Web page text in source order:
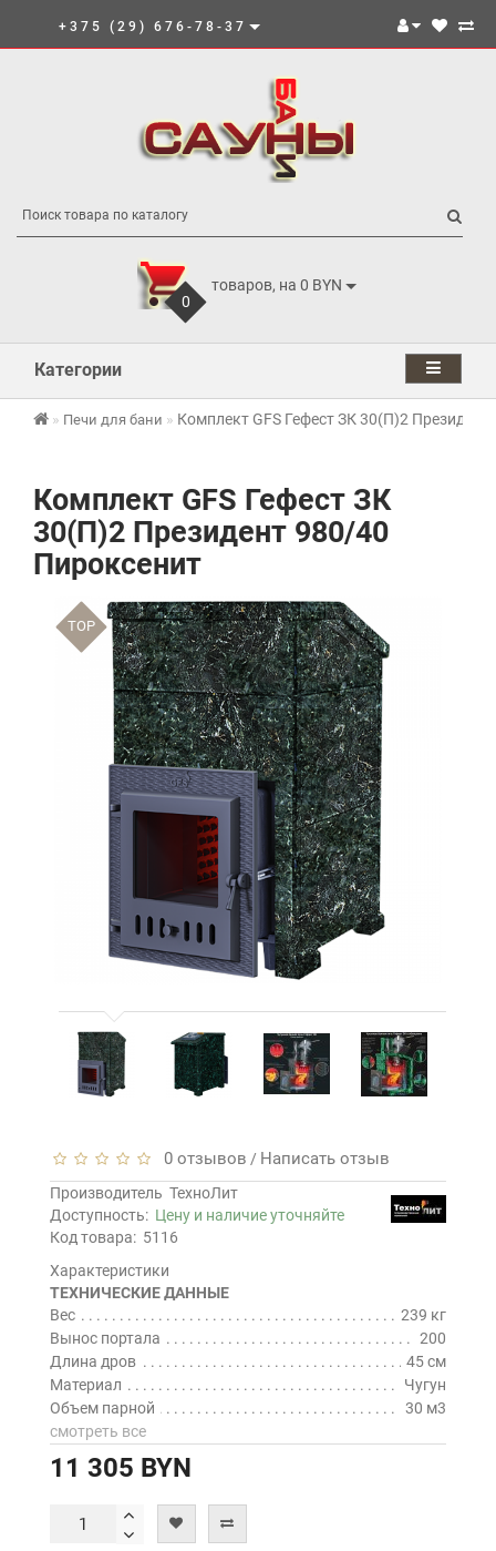
+375 (29) 676-78-37
0
товаров, на 0 BYN
Категории
Печи для бани Комплект GFS Гефест ЗК 30(П)2
Комплект GFS Гефест ЗК
30(П)2 Президент 980/40
Пироксенит
TOP
0 отзывов / Написать отзыв
Производитель ТехноЛит
Доступность: Цену и наличие уточняйте
Код товара: 5116
Характеристики
ТЕХНИЧЕСКИЕ ДАННЫЕ
Вес
239 кг
Вынос портала
200
Длина дров
45 см
Материал
Чугун
Объем парной
30 м3
смотреть все
11 305 BYN